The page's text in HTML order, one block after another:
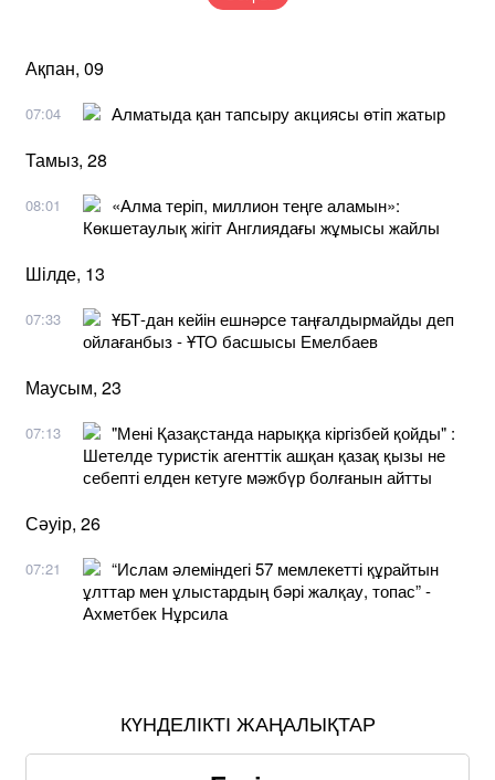
Ақпан, 09
07:04 Алматыда қан тапсыру акциясы өтіп жатыр
Тамыз, 28
08:01
«Алма теріп, миллион теңге аламын»:
Көкшетаулық жігіт Англиядағы жұмысы жайлы
Шілде, 13
07:33
ҰБТ-дан кейін ешнәрсе таңғалдырмайды деп
ойлағанбыз - ҰТО басшысы Емелбаев
Маусым, 23
07:13
"Мені Қазақстанда нарыққа кіргізбей қойды" :
Шетелде туристік агенттік ашқан қазақ қызы не
себепті елден кетуге мәжбүр болғанын айтты
Сәуір, 26
07:21
“Ислам әлеміндегі 57 мемлекетті құрайтын
ұлттар мен ұлыстардың бәрі жалқау, топас” -
Ахметбек Нұрсила
КҮНДЕЛІКТІ ЖАҢАЛЫҚТАР